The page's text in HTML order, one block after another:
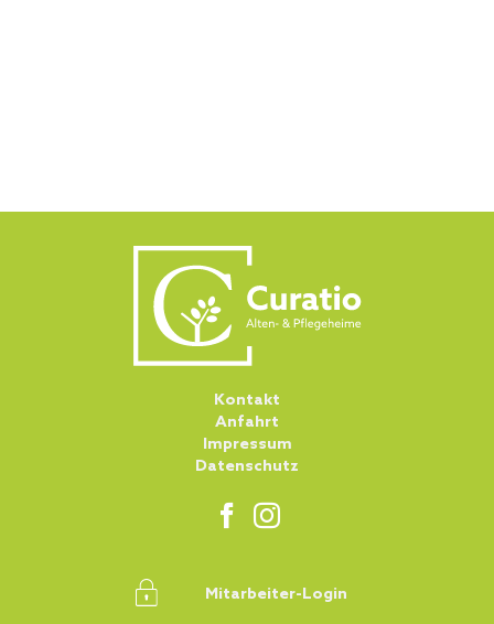
Mitarbeiter-Login
Kontakt
Anfahrt
Impressum
Datenschutz